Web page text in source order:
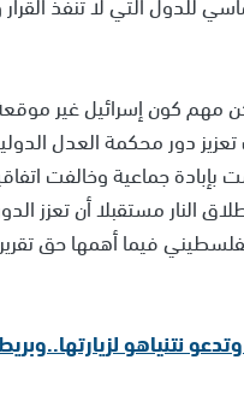
مهم كون إسرائيل غير
دور محكمة العدل
بإبادة جماعية وخالفت
مستقبلا أن تعزز
فيما أهمها حق
وتدعو نتنياهو